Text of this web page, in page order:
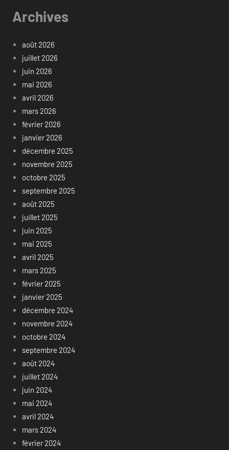
Archives
août 2026
juillet 2026
juin 2026
mai 2026
avril 2026
mars 2026
février 2026
janvier 2026
décembre 2025
novembre 2025
octobre 2025
septembre 2025
août 2025
juillet 2025
juin 2025
mai 2025
avril 2025
mars 2025
février 2025
janvier 2025
décembre 2024
novembre 2024
octobre 2024
septembre 2024
août 2024
juillet 2024
juin 2024
mai 2024
avril 2024
mars 2024
février 2024